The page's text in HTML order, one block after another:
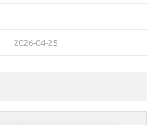
2026-04-25